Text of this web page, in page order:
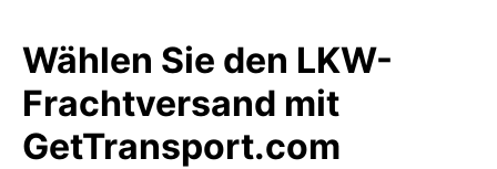
Wählen Sie den LKW-
Frachtversand mit
GetTransport.com